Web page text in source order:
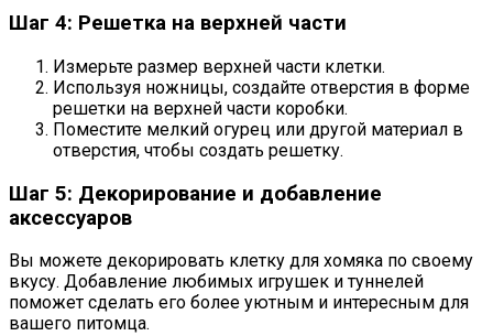
Шаг 4: Решетка на верхней части
Измерьте размер верхней части клетки.
Используя ножницы, создайте отверстия в форме
решетки на верхней части коробки.
Поместите мелкий огурец или другой материал в
отверстия, чтобы создать решетку.
Шаг 5: Декорирование и добавление
аксессуаров
Вы можете декорировать клетку для хомяка по своему
вкусу. Добавление любимых игрушек и туннелей
поможет сделать его более уютным и интересным для
вашего питомца.